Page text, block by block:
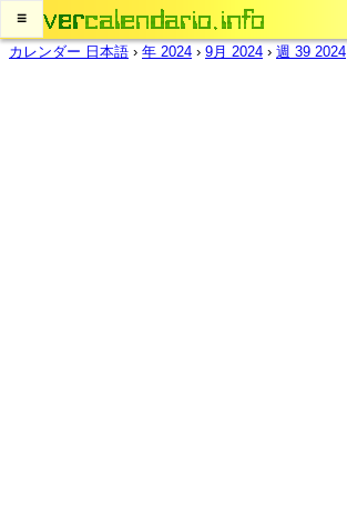
≡
カレンダー 日本語 › 年 2024 › 9月 2024 › 週 39 2024